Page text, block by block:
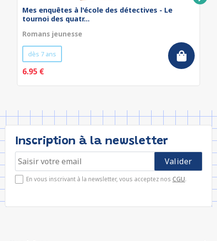
Mes enquêtes à l'école des détectives - Le
tournoi des quatr...
Romans jeunesse
dès 7 ans
6.95 €
Inscription à la newsletter
En vous inscrivant à la newsletter, vous acceptez nos CGU.